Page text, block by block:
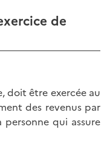
de
doit être exercée au
des revenus par
qui assure